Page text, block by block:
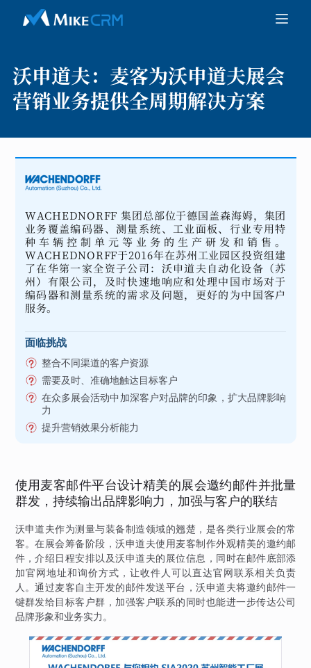
沃申道夫： 麦客为沃申道夫展会
营销业务提供全周期解决方案
WACHEDNORFF 集团总部位于德国盖森海姆，集团
业务覆盖编码器、测量系统、工业面板、行业专用特
种车辆控制单元等业务的生产研发和销售。
WACHEDNORFF于2016年在苏州工业园区投资组建
了在华第一家全资子公司：沃申道夫自动化设备（苏
州）有限公司，及时快速地响应和处理中国市场对于
编码器和测量系统的需求及问题，更好的为中国客户
服务。
面临挑战
整合不同渠道的客户资源
需要及时、准确地触达目标客户
在众多展会活动中加深客户对品牌的印象，扩大品牌影响
力
提升营销效果分析能力
使用麦客邮件平台设计精美的展会邀约邮件并批量
群发，持续输出品牌影响力，加强与客户的联结
沃申道夫作为测量与装备制造领域的翘楚，是各类行业展会的常
客。在展会筹备阶段，沃申道夫使用麦客制作外观精美的邀约邮
件，介绍日程安排以及沃申道夫的展位信息，同时在邮件底部添
加官网地址和询价方式，让收件人可以直达官网联系相关负责
人。通过麦客自主开发的邮件发送平台，沃申道夫将邀约邮件一
键群发给目标客户群，加强客户联系的同时也能进一步传达公司
品牌形象和业务实力。